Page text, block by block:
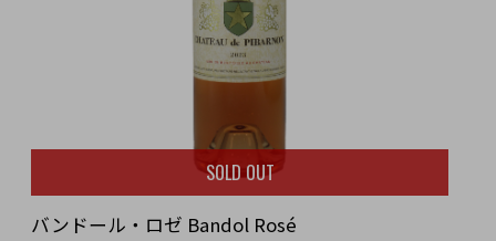
SOLD OUT
バンドール・ロゼ Bandol Rosé